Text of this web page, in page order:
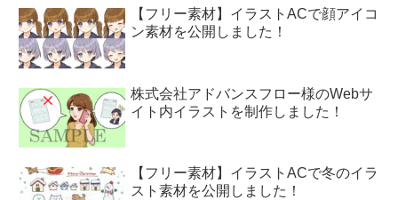
【フリー素材】イラストACで顔アイコ
ン素材を公開しました！
株式会社アドバンスフロー様のWebサ
イト内イラストを制作しました！
【フリー素材】イラストACで冬のイラ
スト素材を公開しました！